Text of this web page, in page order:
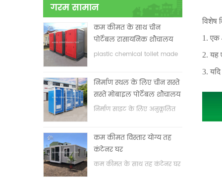
गरम सामान
कम कीमत के साथ चीन
पोर्टेबल रासायनिक शौचालय
plastic chemical toilet made
निर्माण स्थल के लिए चीन सस्ते
सस्ते मोबाइल पोर्टेबल शौचालय
निर्माण साइट के लिए अनुकूलित
कम कीमत विस्तार योग्य तह
कंटेनर घर
कम कीमत के साथ तह कंटेनर घर
विशेष
1. एक
2. यह
3.